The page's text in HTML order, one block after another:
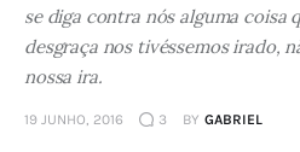
se diga contra nós alguma coisa
desgraça nos tivéssemos irado,
nossa ira.
19 JUNHO, 2016 3 BY GABRIEL